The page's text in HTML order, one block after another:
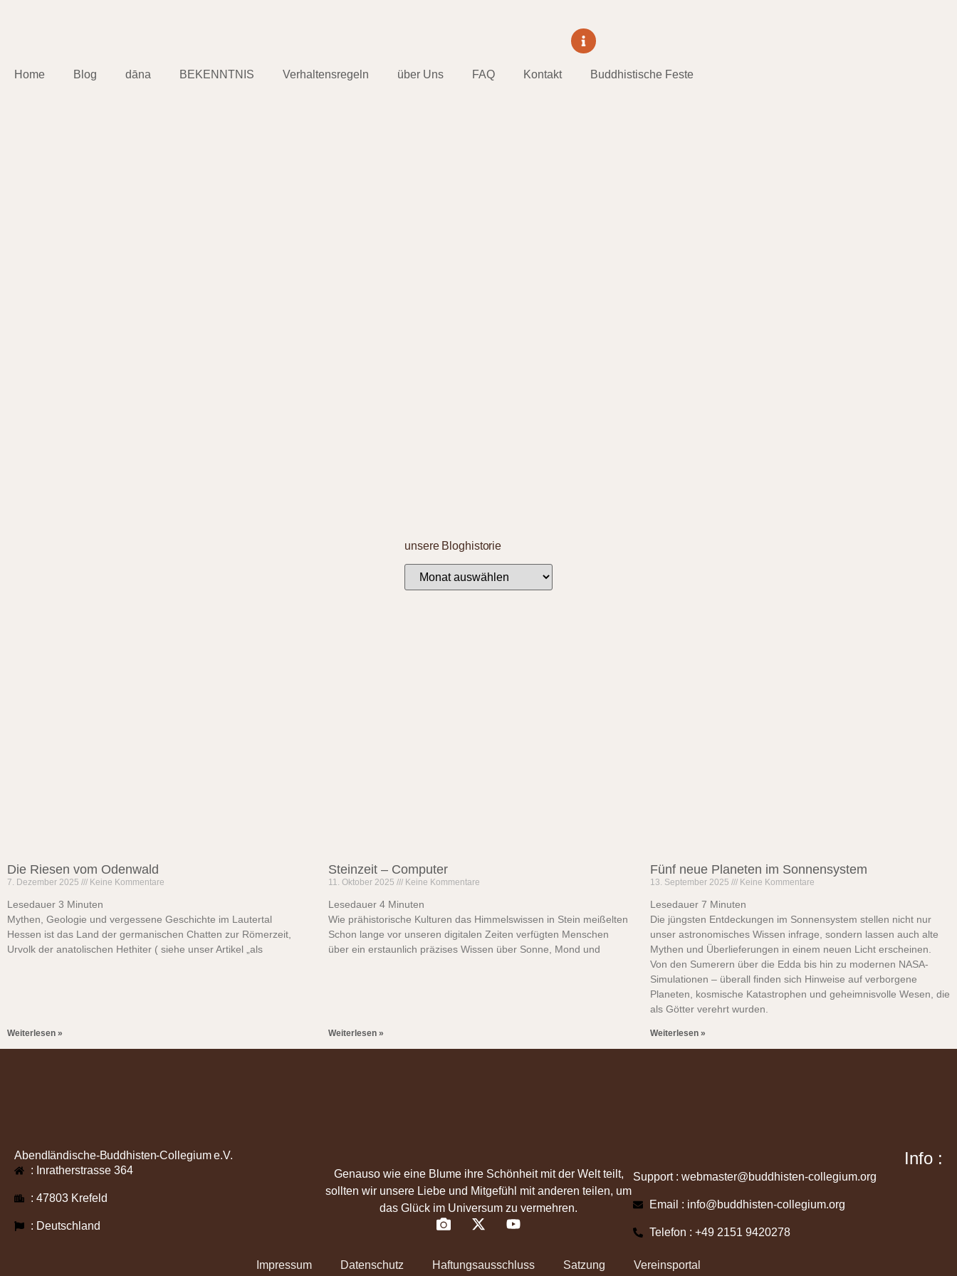
Home Blog dāna BEKENNTNIS Verhaltensregeln über Uns FAQ Kontakt Buddhistische Feste
unsere Bloghistorie
Die Riesen vom Odenwald
7. Dezember 2025 Keine Kommentare
Lesedauer 3 Minuten
Mythen, Geologie und vergessene Geschichte im Lautertal
Hessen ist das Land der germanischen Chatten zur Römerzeit,
Urvolk der anatolischen Hethiter ( siehe unser Artikel „als
Weiterlesen »
Steinzeit – Computer
11. Oktober 2025 Keine Kommentare
Lesedauer 4 Minuten
Wie prähistorische Kulturen das Himmelswissen in Stein meißelten
Schon lange vor unseren digitalen Zeiten verfügten Menschen
über ein erstaunlich präzises Wissen über Sonne, Mond und
Weiterlesen »
Fünf neue Planeten im Sonnensystem
13. September 2025 Keine Kommentare
Lesedauer 7 Minuten
Die jüngsten Entdeckungen im Sonnensystem stellen nicht nur
unser astronomisches Wissen infrage, sondern lassen auch alte
Mythen und Überlieferungen in einem neuen Licht erscheinen.
Von den Sumerern über die Edda bis hin zu modernen NASA-
Simulationen – überall finden sich Hinweise auf verborgene
Planeten, kosmische Katastrophen und geheimnisvolle Wesen, die
als Götter verehrt wurden.
Weiterlesen »
Abendländische-Buddhisten-Collegium e.V.
: Inratherstrasse 364
: 47803 Krefeld
: Deutschland
Genauso wie eine Blume ihre Schönheit mit der Welt teilt,
sollten wir unsere Liebe und Mitgefühl mit anderen teilen, um
das Glück im Universum zu vermehren.
Info :
Support : webmaster@buddhisten-collegium.org
Email : info@buddhisten-collegium.org
Telefon : +49 2151 9420278
Impressum Datenschutz Haftungsausschluss Satzung Vereinsportal